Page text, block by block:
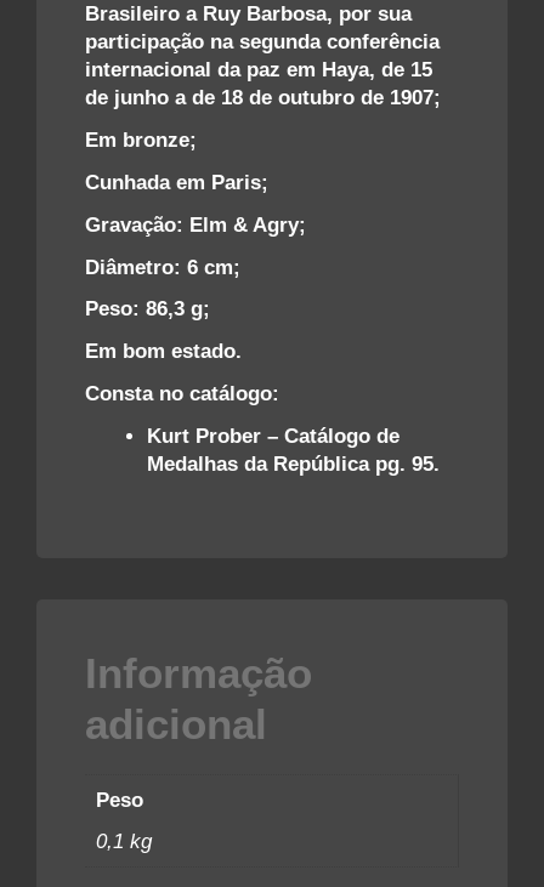
Brasileiro a Ruy Barbosa, por sua
participação na segunda conferência
internacional da paz em Haya, de 15
de junho a de 18 de outubro de 1907;
Em bronze;
Cunhada em Paris;
Gravação: Elm & Agry;
Diâmetro: 6 cm;
Peso: 86,3 g;
Em bom estado.
Consta no catálogo:
Kurt Prober – Catálogo de
Medalhas da República pg. 95.
Informação
adicional
Peso
0,1 kg